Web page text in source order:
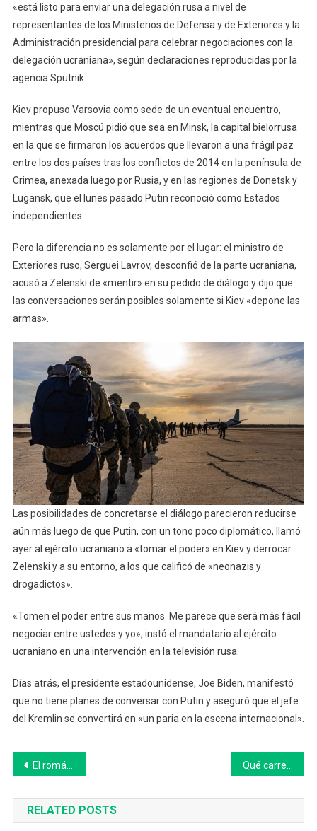
«está listo para enviar una delegación rusa a nivel de
representantes de los Ministerios de Defensa y de Exteriores y la
Administración presidencial para celebrar negociaciones con la
delegación ucraniana», según declaraciones reproducidas por la
agencia Sputnik.
Kiev propuso Varsovia como sede de un eventual encuentro,
mientras que Moscú pidió que sea en Minsk, la capital bielorrusa
en la que se firmaron los acuerdos que llevaron a una frágil paz
entre los dos países tras los conflictos de 2014 en la península de
Crimea, anexada luego por Rusia, y en las regiones de Donetsk y
Lugansk, que el lunes pasado Putin reconoció como Estados
independientes.
Pero la diferencia no es solamente por el lugar: el ministro de
Exteriores ruso, Serguei Lavrov, desconfió de la parte ucraniana,
acusó a Zelenski de «mentir» en su pedido de diálogo y dijo que
las conversaciones serán posibles solamente si Kiev «depone las
armas».
Las posibilidades de concretarse el diálogo parecieron reducirse
aún más luego de que Putin, con un tono poco diplomático, llamó
ayer al ejército ucraniano a «tomar el poder» en Kiev y derrocar
Zelenski y a su entorno, a los que calificó de «neonazis y
drogadictos».
«Tomen el poder entre sus manos. Me parece que será más fácil
negociar entre ustedes y yo», instó el mandatario al ejército
ucraniano en una intervención en la televisión rusa.
Días atrás, el presidente estadounidense, Joe Biden, manifestó
que no tiene planes de conversar con Putin y aseguró que el jefe
del Kremlin se convertirá en «un paria en la escena internacional».
Navegación
de
entradas
El romántico mensaje de Lionel Messi para Antonela Roccuzzo en el día de su cumpleaños Qué carreras se pueden estudiar este año en el Instituto de Formación Docente y Técnica de 25 de Mayo
RELATED POSTS